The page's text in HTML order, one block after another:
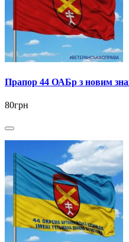
Прапор 44 ОАБр з новим
80грн